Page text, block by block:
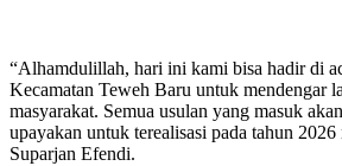
“Alhamdulillah, hari ini kami bisa hadir di
Kecamatan Teweh Baru untuk mendengar
masyarakat. Semua usulan yang masuk
upayakan untuk terealisasi pada tahun
Suparjan Efendi.